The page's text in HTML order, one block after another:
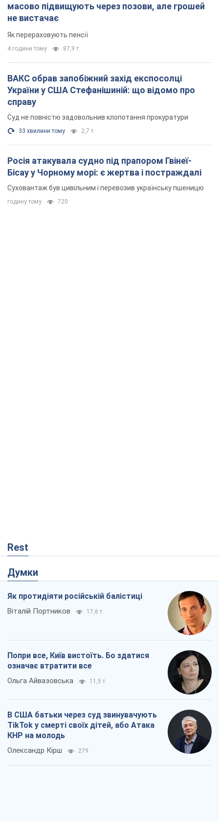
масово підвищують через позови, але грошей
не вистачає
Як перераховують пенсії
4 години тому 87,9 т.
ВАКС обрав запобіжний захід експосолці
України у США Стефанішиній: що відомо про
справу
Суд не повністю задовольнив клопотання прокуратури
33 хвилини тому 2,7 т.
Росія атакувала судно під прапором Гвінеї-
Бісау у Чорному морі: є жертва і постраждалі
Суховантаж був цивільним і перевозив українську пшеницю
годину тому 720
Rest
Думки
Як протидіяти російській балістиці
Віталій Портников 17,6 т.
Попри все, Київ вистоїть. Бо здатися
означає втратити все
Ольга Айвазовська 11,5 т.
В США батьки через суд звинувачують
TikTok у смерті своїх дітей, або Атака
КНР на молодь
Олександр Кірш 279